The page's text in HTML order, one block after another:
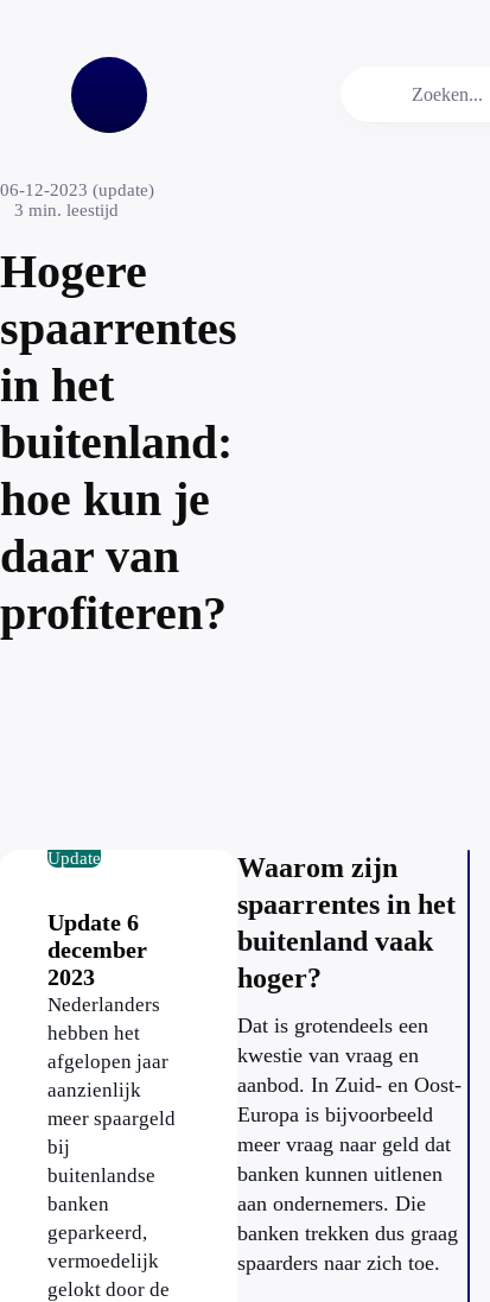
06-12-2023 (update)
3 min. leestijd
Hogere
spaarrentes
in het
buitenland:
hoe kun je
daar van
profiteren?
Update
Update 6
december
2023
Nederlanders
hebben het
afgelopen jaar
aanzienlijk
meer spaargeld
bij
buitenlandse
banken
geparkeerd,
vermoedelijk
gelokt door de
Waarom zijn
spaarrentes in het
buitenland vaak
hoger?
Dat is grotendeels een
kwestie van vraag en
aanbod. In Zuid- en Oost-
Europa is bijvoorbeeld
meer vraag naar geld dat
banken kunnen uitlenen
aan ondernemers. Die
banken trekken dus graag
spaarders naar zich toe.